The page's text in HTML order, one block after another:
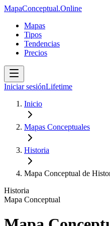
MapaConceptual.Online
Mapas
Tipos
Tendencias
Precios
Iniciar sesiónLifetime
Inicio
Mapas Conceptuales
Historia
Mapa Conceptual de
Historia
Mapa Conceptual